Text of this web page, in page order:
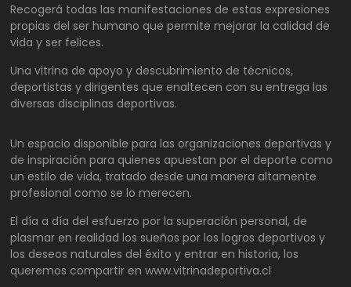
Recogerá todas las manifestaciones de estas expresiones
propias del ser humano que permite mejorar la calidad de
vida y ser felices.
Una vitrina de apoyo y descubrimiento de técnicos,
deportistas y dirigentes que enaltecen con su entrega las
diversas disciplinas deportivas.
Un espacio disponible para las organizaciones deportivas y
de inspiración para quienes apuestan por el deporte como
un estilo de vida, tratado desde una manera altamente
profesional como se lo merecen.
El día a día del esfuerzo por la superación personal, de
plasmar en realidad los sueños por los logros deportivos y
los deseos naturales del éxito y entrar en historia, los
queremos compartir en www.vitrinadeportiva.cl